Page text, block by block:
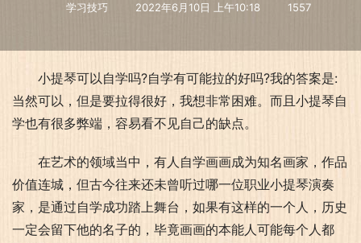
学习技巧 2022年6月10日 上午10:18 1557
小提琴可以自学吗?自学有可能拉的好吗?我的答案是:
当然可以，但是要拉得很好，我想非常困难。而且小提琴自
学也有很多弊端，容易看不见自己的缺点。
在艺术的领域当中，有人自学画画成为知名画家，作品
价值连城，但古今往来还未曾听过哪一位职业小提琴演奏
家，是通过自学成功踏上舞台，如果有这样的一个人，历史
一定会留下他的名子的，毕竟画画的本能人可能每个人都